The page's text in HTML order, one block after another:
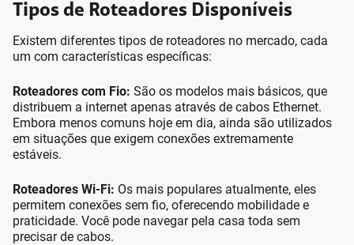
Tipos de Roteadores Disponíveis
Existem diferentes tipos de roteadores no mercado, cada
um com características específicas:
Roteadores com Fio: São os modelos mais básicos, que
distribuem a internet apenas através de cabos Ethernet.
Embora menos comuns hoje em dia, ainda são utilizados
em situações que exigem conexões extremamente
estáveis.
Roteadores Wi-Fi: Os mais populares atualmente, eles
permitem conexões sem fio, oferecendo mobilidade e
praticidade. Você pode navegar pela casa toda sem
precisar de cabos.